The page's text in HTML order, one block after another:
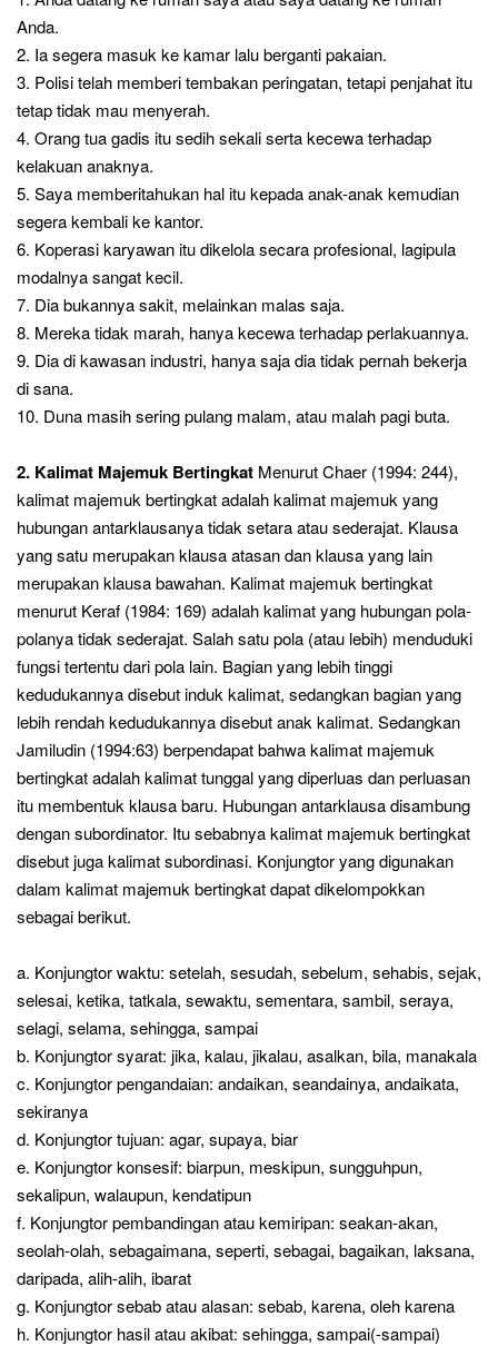
Anda.
2. Ia segera masuk ke kamar lalu berganti pakaian.
3. Polisi telah memberi tembakan peringatan, tetapi penjahat itu
tetap tidak mau menyerah.
4. Orang tua gadis itu sedih sekali serta kecewa terhadap
kelakuan anaknya.
5. Saya memberitahukan hal itu kepada anak-anak kemudian
segera kembali ke kantor.
6. Koperasi karyawan itu dikelola secara profesional, lagipula
modalnya sangat kecil.
7. Dia bukannya sakit, melainkan malas saja.
8. Mereka tidak marah, hanya kecewa terhadap perlakuannya.
9. Dia di kawasan industri, hanya saja dia tidak pernah bekerja
di sana.
10. Duna masih sering pulang malam, atau malah pagi buta.
2. Kalimat Majemuk Bertingkat Menurut Chaer (1994: 244),
kalimat majemuk bertingkat adalah kalimat majemuk yang
hubungan antarklausanya tidak setara atau sederajat. Klausa
yang satu merupakan klausa atasan dan klausa yang lain
merupakan klausa bawahan. Kalimat majemuk bertingkat
menurut Keraf (1984: 169) adalah kalimat yang hubungan pola-
polanya tidak sederajat. Salah satu pola (atau lebih) menduduki
fungsi tertentu dari pola lain. Bagian yang lebih tinggi
kedudukannya disebut induk kalimat, sedangkan bagian yang
lebih rendah kedudukannya disebut anak kalimat. Sedangkan
Jamiludin (1994:63) berpendapat bahwa kalimat majemuk
bertingkat adalah kalimat tunggal yang diperluas dan perluasan
itu membentuk klausa baru. Hubungan antarklausa disambung
dengan subordinator. Itu sebabnya kalimat majemuk bertingkat
disebut juga kalimat subordinasi. Konjungtor yang digunakan
dalam kalimat majemuk bertingkat dapat dikelompokkan
sebagai berikut.
a. Konjungtor waktu: setelah, sesudah, sebelum, sehabis, sejak,
selesai, ketika, tatkala, sewaktu, sementara, sambil, seraya,
selagi, selama, sehingga, sampai
b. Konjungtor syarat: jika, kalau, jikalau, asalkan, bila, manakala
c. Konjungtor pengandaian: andaikan, seandainya, andaikata,
sekiranya
d. Konjungtor tujuan: agar, supaya, biar
e. Konjungtor konsesif: biarpun, meskipun, sungguhpun,
sekalipun, walaupun, kendatipun
f. Konjungtor pembandingan atau kemiripan: seakan-akan,
seolah-olah, sebagaimana, seperti, sebagai, bagaikan, laksana,
daripada, alih-alih, ibarat
g. Konjungtor sebab atau alasan: sebab, karena, oleh karena
h. Konjungtor hasil atau akibat: sehingga, sampai(-sampai)